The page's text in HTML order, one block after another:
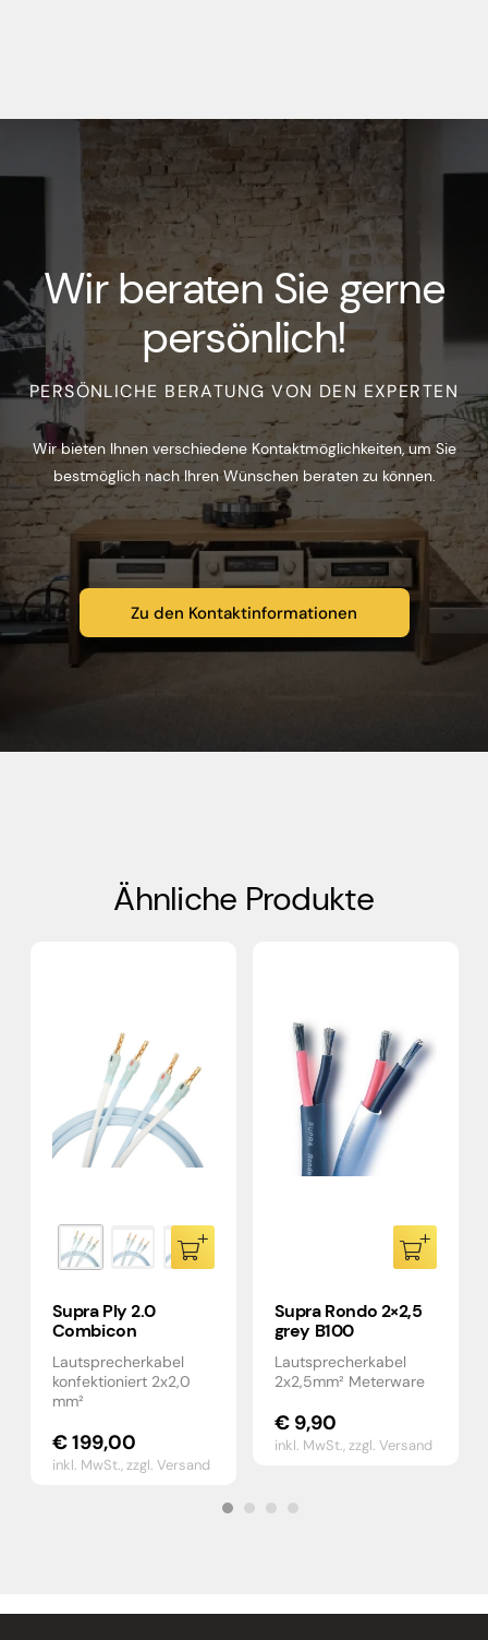
Wir beraten Sie gerne
persönlich!
PERSÖNLICHE BERATUNG VON DEN EXPERTEN
Wir bieten Ihnen verschiedene Kontaktmöglichkeiten, um Sie
bestmöglich nach Ihren Wünschen beraten zu können.
Zu den Kontaktinformationen
Ähnliche Produkte
Supra Ply 2.0
Combicon
Lautsprecherkabel
konfektioniert 2x2,0
mm²
€199,00
inkl. MwSt.,zzgl. Versand
Supra Rondo 2×2,5
grey B100
Lautsprecherkabel
2x2,5mm² Meterware
€9,90
inkl. MwSt.,zzgl. Versand